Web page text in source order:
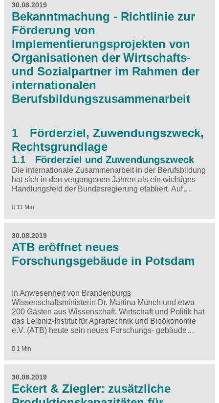
30.08.2019
Bekanntmachung - Richtlinie zur
Förderung von
Implementierungsprojekten von
Organisationen der Wirtschafts-
und Sozialpartner im Rahmen der
internationalen
Berufsbildungszusammenarbeit
1 Förderziel, Zuwendungszweck,
Rechtsgrundlage
1.1 Förderziel und Zuwendungszweck
Die internationale Zusammenarbeit in der Berufsbildung
hat sich in den vergangenen Jahren als ein wichtiges
Handlungsfeld der Bundesregierung etabliert. Auf…
11 Min
30.08.2019
ATB eröffnet neues
Forschungsgebäude in Potsdam
In Anwesenheit von Brandenburgs
Wissenschaftsministerin Dr. Martina Münch und etwa
200 Gästen aus Wissenschaft, Wirtschaft und Politik hat
das Leibniz-Institut für Agrartechnik und Bioökonomie
e.V. (ATB) heute sein neues Forschungs- gebäude…
1 Min
30.08.2019
Eckert & Ziegler: zusätzliche